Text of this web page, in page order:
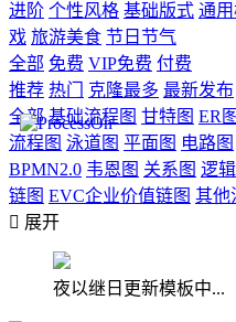
进阶 个性风格 基础版式 通
戏 旅游美食 节日节气
全部 免费 VIP免费 付费
推荐 热门 克隆最多 最新发布
全部 基础流程图 甘特图 ER图
流程图 泳道图 平面图 电路图
BPMN2.0 韦恩图 关系图 逻
链图 EVC企业价值链图 其他
 展开
夜以继日更新模板中...